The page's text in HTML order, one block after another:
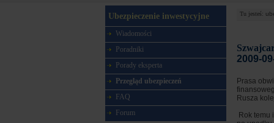
Ubezpieczenie inwestycyjne
Wiadomości
Poradniki
Porady eksperta
Przegląd ubezpieczeń
FAQ
Forum
Tu jesteś:
2009-
Prasa
Rusza
Rok temu